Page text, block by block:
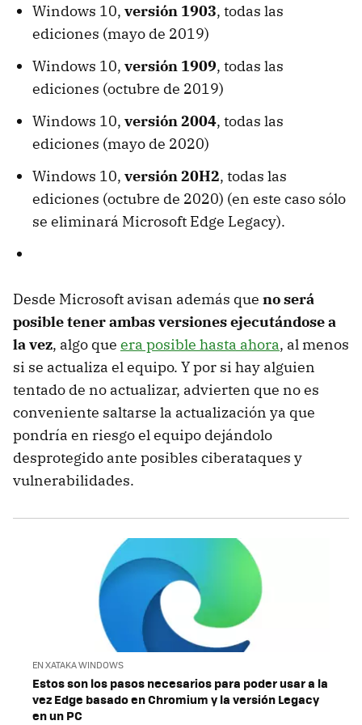
Windows 10, versión 1903, todas las
ediciones (mayo de 2019)
Windows 10, versión 1909, todas las
ediciones (octubre de 2019)
Windows 10, versión 2004, todas las
ediciones (mayo de 2020)
Windows 10, versión 20H2, todas las
ediciones (octubre de 2020) (en este caso sólo
se eliminará Microsoft Edge Legacy).
Desde Microsoft avisan además que no será
posible tener ambas versiones ejecutándose a
la vez, algo que era posible hasta ahora, al menos
si se actualiza el equipo. Y por si hay alguien
tentado de no actualizar, advierten que no es
conveniente saltarse la actualización ya que
pondría en riesgo el equipo dejándolo
desprotegido ante posibles ciberataques y
vulnerabilidades.
EN XATAKA WINDOWS
Estos son los pasos necesarios para poder usar a la
vez Edge basado en Chromium y la versión Legacy
en un PC